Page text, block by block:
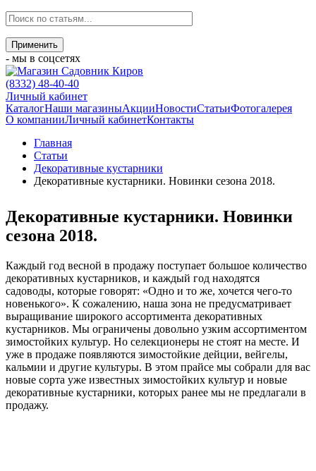
- мы в соцсетях
(8332) 48-40-40
Личный кабинет
КаталогНаши магазиныАкцииНовостиСтатьиФотогалерея
О компанииЛичный кабинетКонтакты
Главная
Статьи
Декоративные кустарники
Декоративные кустарники. Новинки сезона 2018.
Декоративные кустарники. Новинки
сезона 2018.
Каждый год весной в продажу поступает большое количество
декоративных кустарников, и каждый год находятся
садоводы, которые говорят: «Одно и то же, хочется чего-то
новенького». К сожалению, наша зона не предусматривает
выращивание широкого ассортимента декоративных
кустарников. Мы ограничены довольно узким ассортиментом
зимостойких культур. Но селекционеры не стоят на месте. И
уже в продаже появляются зимостойкие дейции, вейгелы,
кальмии и другие культуры. В этом прайсе мы собрали для вас
новые сорта уже известных зимостойких культур и новые
декоративные кустарники, которых ранее мы не предлагали в
продажу.